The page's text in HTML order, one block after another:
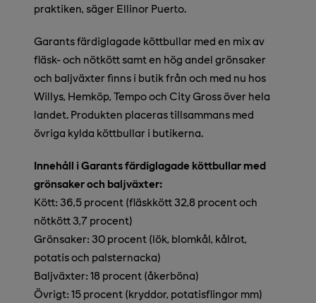
praktiken, säger Ellinor Puerto.
Garants färdiglagade köttbullar med en mix av
fläsk- och nötkött samt en hög andel grönsaker
och baljväxter finns i butik från och med nu hos
Willys, Hemköp, Tempo och City Gross över hela
landet. Produkten placeras tillsammans med
övriga kylda köttbullar i butikerna.
Innehåll i Garants färdiglagade köttbullar med
grönsaker och baljväxter:
Kött: 36,5 procent (fläskkött 32,8 procent och
nötkött 3,7 procent)
Grönsaker: 30 procent (lök, blomkål, kålrot,
potatis och palsternacka)
Baljväxter: 18 procent (åkerböna)
Övrigt: 15 procent (kryddor, potatisflingor mm)